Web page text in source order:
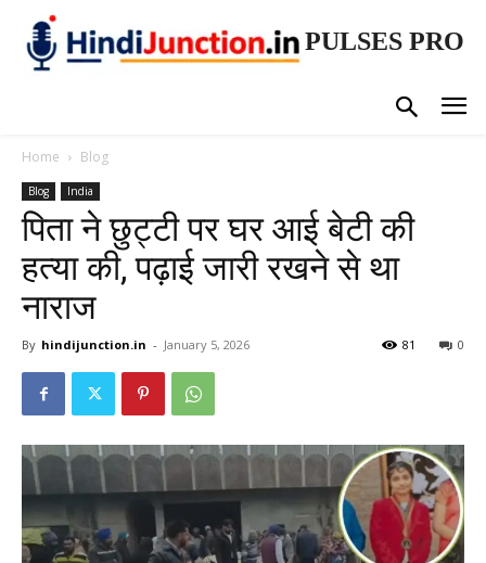
PULSES PRO
Home Blog
Blog India
पिता ने छुट्टी पर घर आई बेटी की
हत्या की, पढ़ाई जारी रखने से था
नाराज
By hindijunction.in - January 5, 2026 0
81